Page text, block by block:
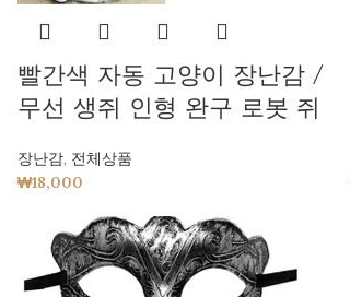
빨간색 자동 고양이 장난감 /
무선 생쥐 인형 완구 로봇 쥐
장난감, 전체상품
₩18,000